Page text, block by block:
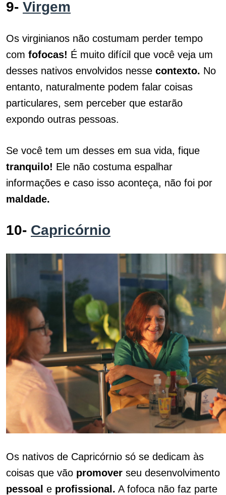
9- Virgem
Os virginianos não costumam perder tempo
com fofocas! É muito difícil que você veja um
desses nativos envolvidos nesse contexto. No
entanto, naturalmente podem falar coisas
particulares, sem perceber que estarão
expondo outras pessoas.
Se você tem um desses em sua vida, fique
tranquilo! Ele não costuma espalhar
informações e caso isso aconteça, não foi por
maldade.
10- Capricórnio
Os nativos de Capricórnio só se dedicam às
coisas que vão promover seu desenvolvimento
pessoal e profissional. A fofoca não faz parte